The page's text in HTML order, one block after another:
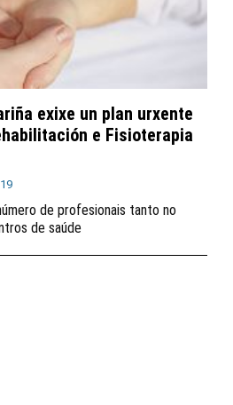
exixe un plan urxente
e Fisioterapia
de profesionais tanto no
de saúde